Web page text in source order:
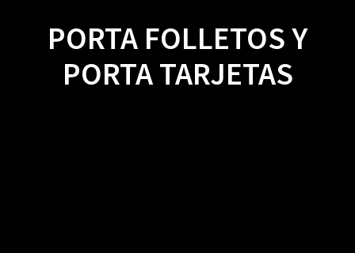
PORTA FOLLETOS Y
PORTA TARJETAS